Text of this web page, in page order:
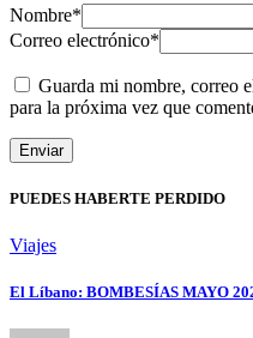
Nombre*
Correo electrónico*
Guarda mi nombre, correo
para la próxima vez que
PUEDES HABERTE PERDIDO
Viajes
El Líbano: BOMBESÍAS MAYO